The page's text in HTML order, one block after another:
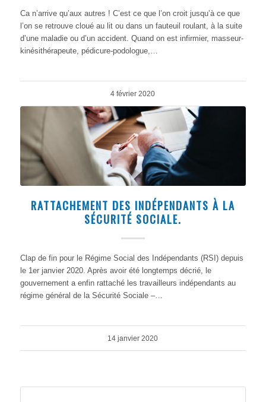
Ca n’arrive qu’aux autres ! C’est ce que l’on croit jusqu’à ce que
l’on se retrouve cloué au lit ou dans un fauteuil roulant, à la suite
d’une maladie ou d’un accident. Quand on est infirmier, masseur-
kinésithérapeute, pédicure-podologue,…
4 février 2020
RATTACHEMENT DES INDÉPENDANTS À LA
SÉCURITÉ SOCIALE.
Clap de fin pour le Régime Social des Indépendants (RSI) depuis
le 1er janvier 2020. Après avoir été longtemps décrié, le
gouvernement a enfin rattaché les travailleurs indépendants au
régime général de la Sécurité Sociale –…
14 janvier 2020